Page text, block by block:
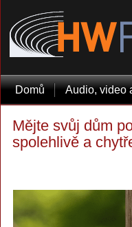
Domů Audio, video
Mějte svůj dům
spolehlivě a